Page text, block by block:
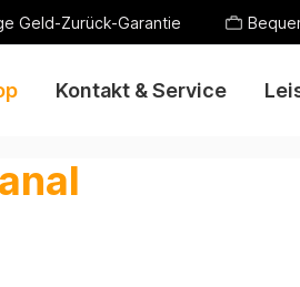
Geld-Zurück-Garantie
Kontakt & Service